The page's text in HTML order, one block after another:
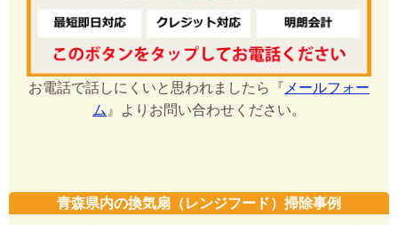
お電話で話しにくいと思われましたら『 メールフォー
ム 』よりお問い合わせください。
青森県内の換気扇（レンジフード）掃除事例